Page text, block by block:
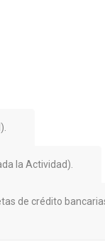
la Actividad).
crédito bancarias.